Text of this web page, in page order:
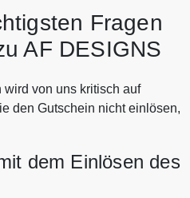
Fragen
AF DESIGNS
von uns kritisch auf
den Gutschein nicht einlösen,
dem Einlösen des